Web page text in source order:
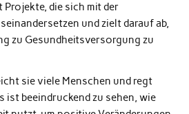
die sich mit der
und zielt darauf ab,
zu Gesundheitsversorgung zu
sie viele Menschen und regt
ist beeindruckend zu sehen, wie